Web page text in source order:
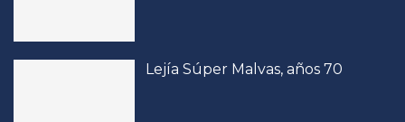
Lejía Súper Malvas, años 70